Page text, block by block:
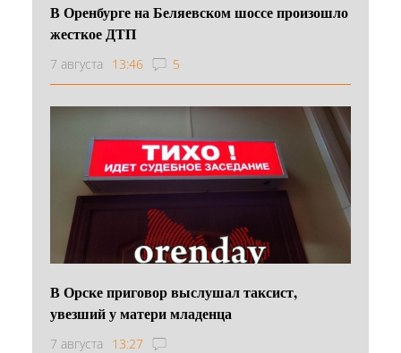
В Оренбурге на Беляевском шоссе произошло
жесткое ДТП
7 августа 13:46 5
В Орске приговор выслушал таксист,
увезший у матери младенца
7 августа 13:27